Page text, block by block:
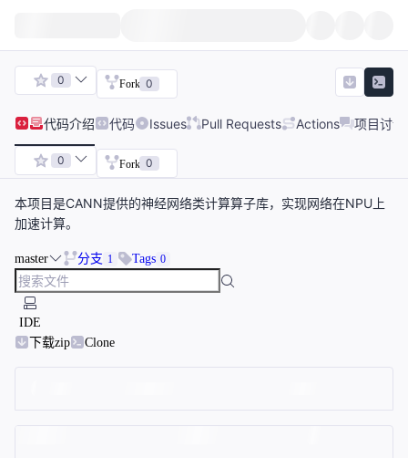
0 Fork 0
代码介绍 代码 Issues Pull Requests Actions 项目讨论
0 Fork 0
本项目是CANN提供的神经网络类计算算子库，实现网络在NPU上
加速计算。
master 分支 1 Tags 0
IDE
下载zip
Clone